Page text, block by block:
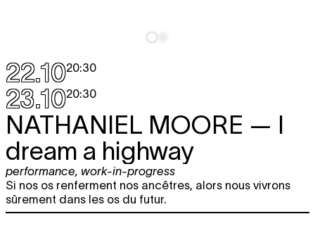
22.1020:30
23.1020:30
NATHANIEL MOORE — I
dream a highway
performance, work-in-progress
Si nos os renferment nos ancêtres, alors nous vivrons
sûrement dans les os du futur.